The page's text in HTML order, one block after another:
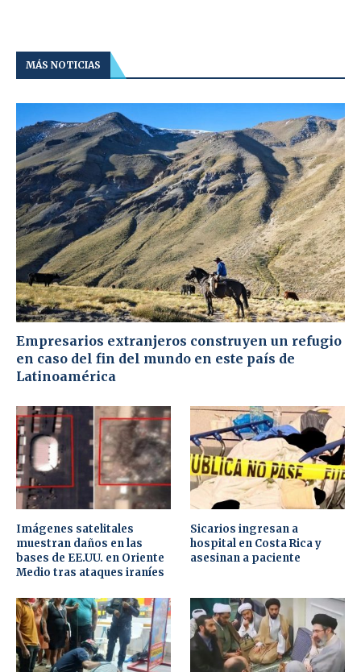
MÁS NOTICIAS
Empresarios extranjeros construyen un refugio
en caso del fin del mundo en este país de
Latinoamérica
Imágenes satelitales
muestran daños en las
bases de EE.UU. en Oriente
Medio tras ataques iraníes
Sicarios ingresan a
hospital en Costa Rica y
asesinan a paciente